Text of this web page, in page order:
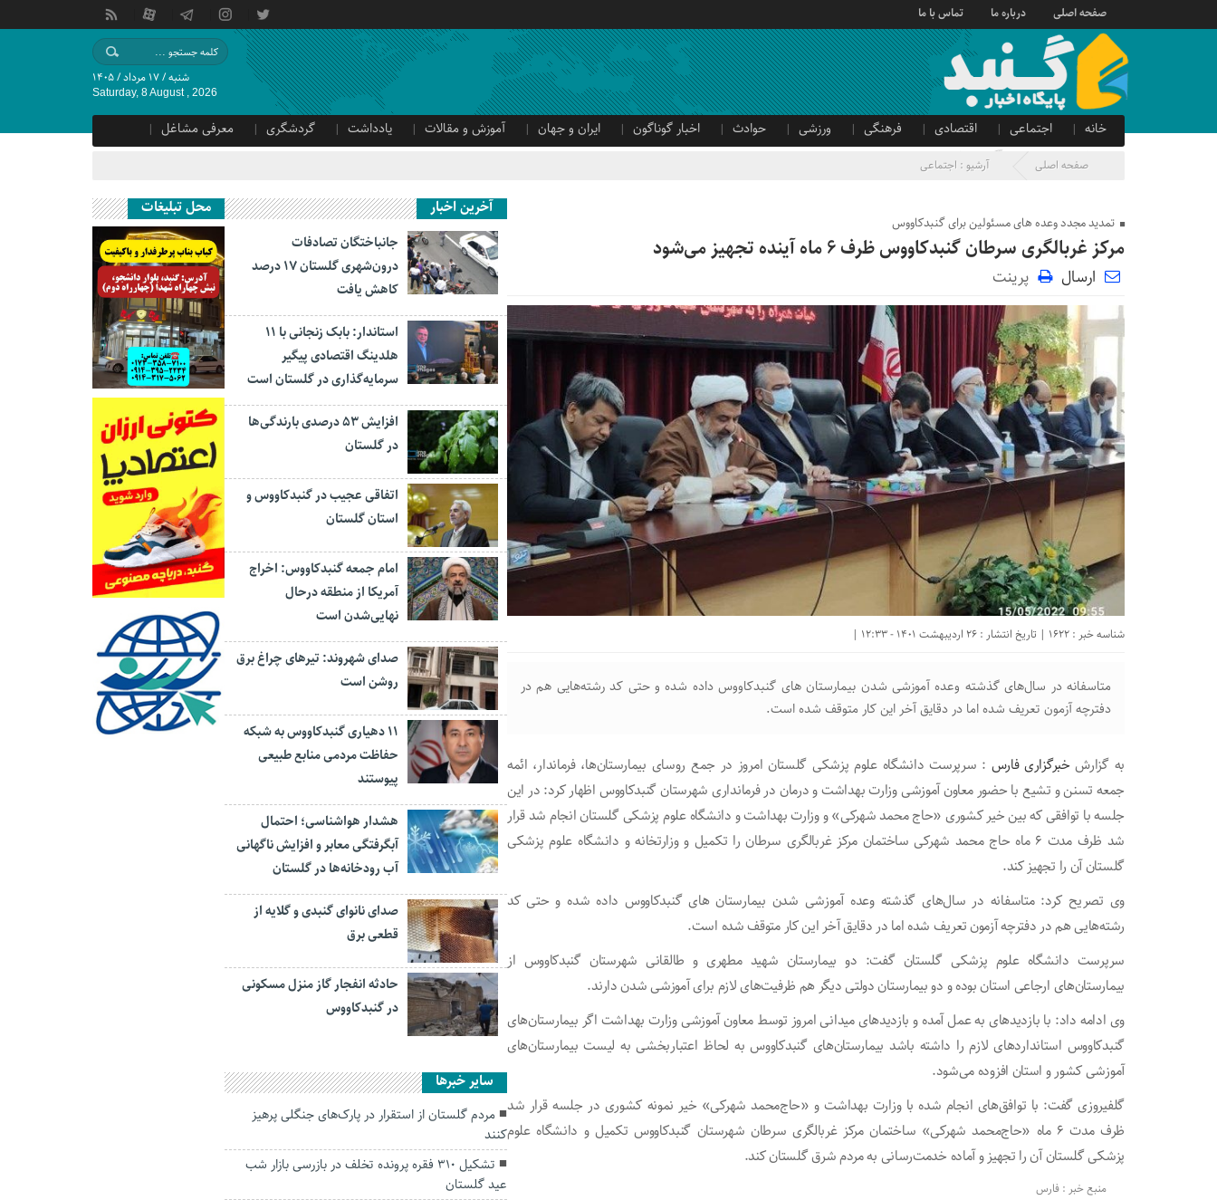
صفحه اصلی درباره ما تماس با ما
شنبه / ۱۷ مرداد / ۱۴۰۵
Saturday, 8 August , 2026
خانه اجتماعی اقتصادی فرهنگی ورزشی حوادث اخبار گوناگون ایران و جهان آموزش و مقالات یادداشت گردشگری
معرفی مشاغل
صدای شهروند
آگهی دولتی صفحه اصلی آرشیو : اجتماعی
تمدید مجدد وعده های مسئولین برای گنبدکاووس
مرکز غربالگری سرطان گنبدکاووس ظرف ۶ ماه آینده تجهیز می‌شود
ارسال پرینت
شناسه خبر : 1622 | تاریخ انتشار : 26 اردیبهشت 1401 - 12:33 |
متاسفانه در سال‌های گذشته وعده آموزشی شدن بیمارستان های گنبدکاووس داده شده و حتی کد رشته‌هایی هم در
دفترچه آزمون تعریف شده اما در دقایق آخر این کار متوقف شده است.
به گزارشخبرگزاری فارس : سرپرست دانشگاه علوم پزشکی گلستان امروز در جمع روسای بیمارستان‌ها، فرماندار، ائمه
جمعه تسنن و تشیع با حضور معاون آموزشی وزارت بهداشت و درمان در فرمانداری شهرستان گنبدکاووس اظهار کرد: در این
جلسه با توافقی که بین خیر کشوری «حاج محمد شهرکی» و وزارت بهداشت و دانشگاه علوم پزشکی گلستان انجام شد قرار
شد ظرف مدت ۶ ماه حاج محمد شهرکی ساختمان مرکز غربالگری سرطان را تکمیل و وزارتخانه و دانشگاه علوم پزشکی
گلستان آن را تجهیز کند.
وی تصریح کرد: متاسفانه در سال‌های گذشته وعده آموزشی شدن بیمارستان های گنبدکاووس داده شده و حتی کد
رشته‌هایی هم در دفترچه آزمون تعریف شده اما در دقایق آخر این کار متوقف شده است.
سرپرست دانشگاه علوم پزشکی گلستان گفت: دو بیمارستان شهید مطهری و طالقانی شهرستان گنبدکاووس از
بیمارستان‌های ارجاعی استان بوده و دو بیمارستان دولتی دیگر هم ظرفیت‌های لازم برای آموزشی شدن دارند.
وی ادامه داد: با بازدیدهای به عمل آمده و بازدیدهای میدانی امروز توسط معاون آموزشی وزارت بهداشت اگر بیمارستان‌های
گنبدکاووس استانداردهای لازم را داشته باشد بیمارستان‌های گنبدکاووس به لحاظ اعتباربخشی به لیست بیمارستان‌های
آموزشی کشور و استان افزوده می‌شود.
گلفیروزی گفت: با توافق‌های انجام شده با وزارت بهداشت و «حاج‌محمد شهرکی» خیر نمونه کشوری در جلسه قرار شد
ظرف مدت ۶ ماه «حاج‌محمد شهرکی» ساختمان مرکز غربالگری سرطان شهرستان گنبدکاووس تکمیل و دانشگاه علوم
پزشکی گلستان آن را تجهیز و آماده خدمت‌رسانی به مردم شرق گلستان کند.
منبع خبر : فارس
آخرین اخبار
جانباختگان تصادفات
درون‌شهری گلستان ۱۷ درصد
کاهش یافت
استاندار: بابک زنجانی با ۱۱
هلدینگ اقتصادی پیگیر
سرمایه‌گذاری در گلستان است
افزایش ۵۳ درصدی بارندگی‌ها
در گلستان
اتفاقی عجیب در‌ گنبدکاووس و
استان گلستان
امام جمعه گنبدکاووس: اخراج
آمریکا از منطقه درحال
نهایی‌شدن است
صدای شهروند: تیرهای چراغ برق
روشن است
۱۱ دهیاری گنبدکاووس به شبکه
حفاظت مردمی منابع طبیعی
پیوستند
هشدار هواشناسی؛ احتمال
آبگرفتگی معابر و افزایش ناگهانی
آب رودخانه‌ها در گلستان
صدای نانوای گنبدی و گلایه از
قطعی برق
حادثه انفجار گاز منزل مسکونی
در گنبدکاووس
سایر خبرها
مردم گلستان از استقرار در پارک‌های جنگلی پرهیز
کنند
تشکیل ۳۱۰ فقره پرونده تخلف در بازرسی‌ بازار شب
عید گلستان
محل تبلیغات